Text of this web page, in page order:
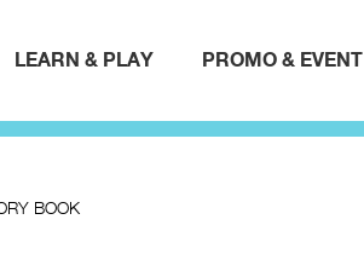
LEARN & PLAY PROMO & EVENT
BOOK